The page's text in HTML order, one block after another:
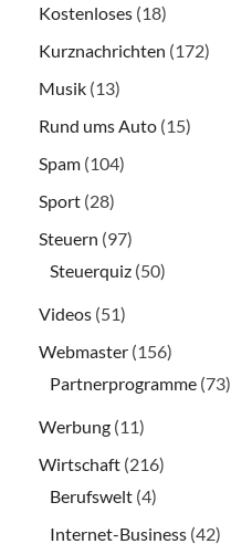
Kostenloses (18)
Kurznachrichten (172)
Musik (13)
Rund ums Auto (15)
Spam (104)
Sport (28)
Steuern (97)
Steuerquiz (50)
Videos (51)
Webmaster (156)
Partnerprogramme (73)
Werbung (11)
Wirtschaft (216)
Berufswelt (4)
Internet-Business (42)